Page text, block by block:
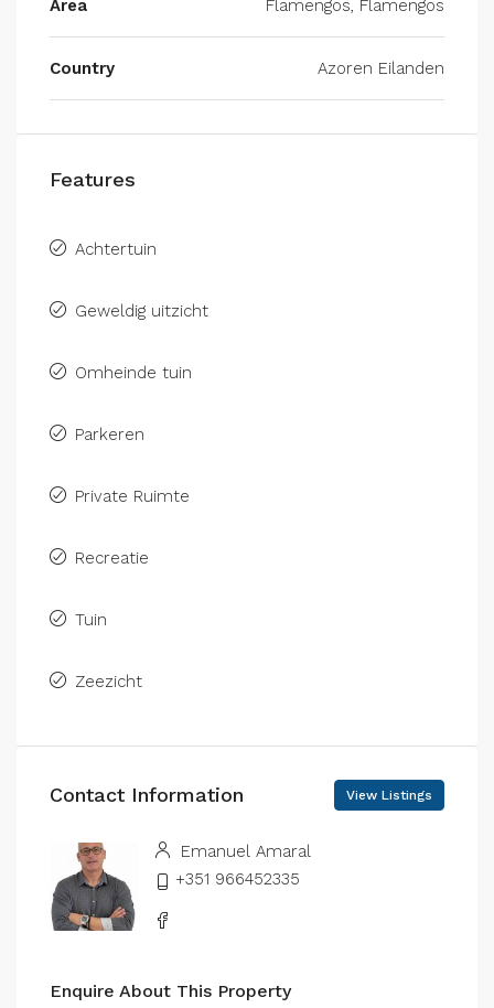
Area Flamengos, Flamengos
Country Azoren Eilanden
Features
Achtertuin
Geweldig uitzicht
Omheinde tuin
Parkeren
Private Ruimte
Recreatie
Tuin
Zeezicht
Contact Information View Listings
Emanuel Amaral
+351 966452335
Enquire About This Property